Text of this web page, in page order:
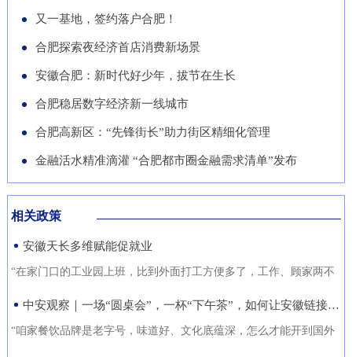
态。
徽正在全力发展的重点产业，努
力推动展商变投资商。科技与开
最快汽车仰望U9、在2025机器
人足球世界杯上夺冠的人形机器
人、可
的“助推器”、绿色经济的“新引
擎”。 扩绿兴绿护绿 筑牢美丽安
徽生态屏障清晨五点，潜山市驼
岭国有林场东风管护点，今年57
1988年参加工作起，这条巡山路
队“基于无人机空天信息的高速
路施工全过程的可视化、智能化
监管需求，通过无人机与 AI 算
法结合，实现高速公路施工安全
隐患实时识别与动态预警，构建
交通领航人才实训基地建设，将
又一基地，签约落户合肥！
合肥探索夜经济首店消费新场景
安徽合肥：新时代好少年，拔节在生长
合肥稳居数字经济新一线城市
合肥高新区：“先锋街长”助力街区精细化管理
金融活水精准滴灌 “合肥都市圈金融需求清单”发布
相关政策
安徽天长多维赋能促就业
“在家门口的工业园上班，比到外面打工方便多了，工作、顾家两不
中安观察｜一场“圆桌会”，一杯“下午茶”，如何让安徽链接世界？
“咱家餐饮品牌是老字号，味道好、文化底蕴深，怎么才能开到国外